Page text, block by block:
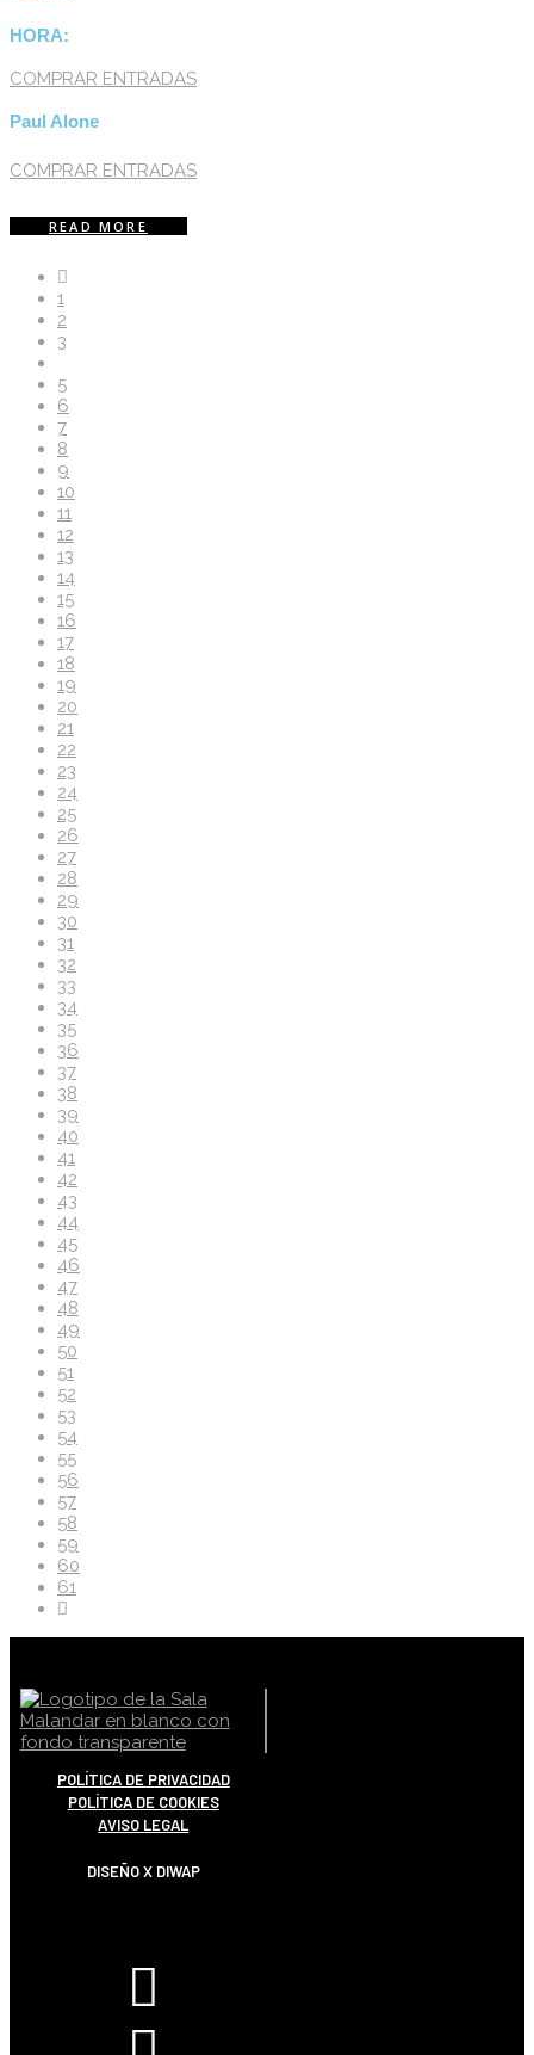
HORA:
COMPRAR ENTRADAS
Paul Alone
COMPRAR ENTRADAS
READ MORE
1
2
3
5
6
7
8
9
10
11
12
13
14
15
16
17
18
19
20
21
22
23
24
25
26
27
28
29
30
31
32
33
34
35
36
37
38
39
40
41
42
43
44
45
46
47
48
49
50
51
52
53
54
55
56
57
58
59
60
61
POLÍTICA DE PRIVACIDAD
POLÍTICA DE COOKIES
AVISO LEGAL
DISEÑO X DIWAP